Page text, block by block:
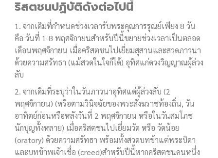
ริสตชนปฏิบัติดังต่อไปนี้
1. จากเดิมที่กำหนดช่วงเวลารับพระคุณการรุณย์เพียง 8 วัน
คือ วันที่ 1-8 พฤศจิกายนสำหรับปีนี้ขยายช่วงเวลาเป็นตลอด
เดือนพฤศจิกายน เมื่อคริสตชนไปเยี่ยมสุสานและสวดภาวนา
ด้วยความศรัทธา (แม้สวดในใจก็ได้) อุทิศแก่ดวงวิญญาณผู้ล่วง
ลับ
2. จากเดิมที่ระบุว่าในวันภาวนาอุทิศแด่ผู้ล่วงลับ (2
พฤศจิกายน) (หรือตามวินิจฉัยของพระสังฆราชท้องถิ่น, วัน
อาทิตย์ก่อนหรือหลังวันที่ 2 พฤศจิกายน หรือในวันสมโภช
นักบุญทั้งหลาย) เมื่อคริสตชนไปเยี่ยมวัด หรือ วัดน้อย
(oratory) ด้วยความศรัทธา พร้อมทั้งสวดบทข้าแต่พระบิดา
และบทข้าพเจ้าเชื่อ (creed)สำหรับปีนี้หากคริสตชนคนหนึ่ง